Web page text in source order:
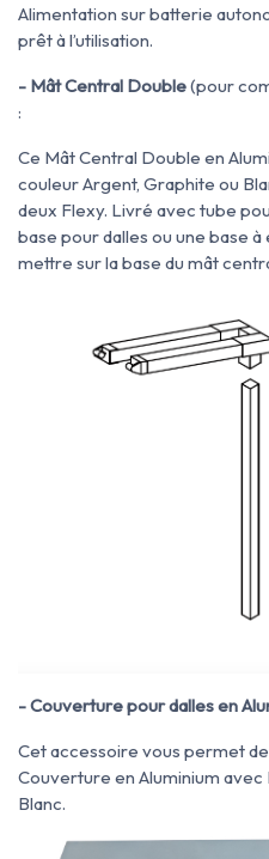
Alimentation sur batterie
prêt à l’utilisation.
- Mât Central Double(pour
:
Ce Mât Central Double en
couleur Argent, Graphite ou
deux Flexy. Livré avec tube
base pour dalles ou une base
mettre sur la base du mât
- Couverture pour dalles en
Cet accessoire vous permet
Couverture en Aluminium
Blanc.